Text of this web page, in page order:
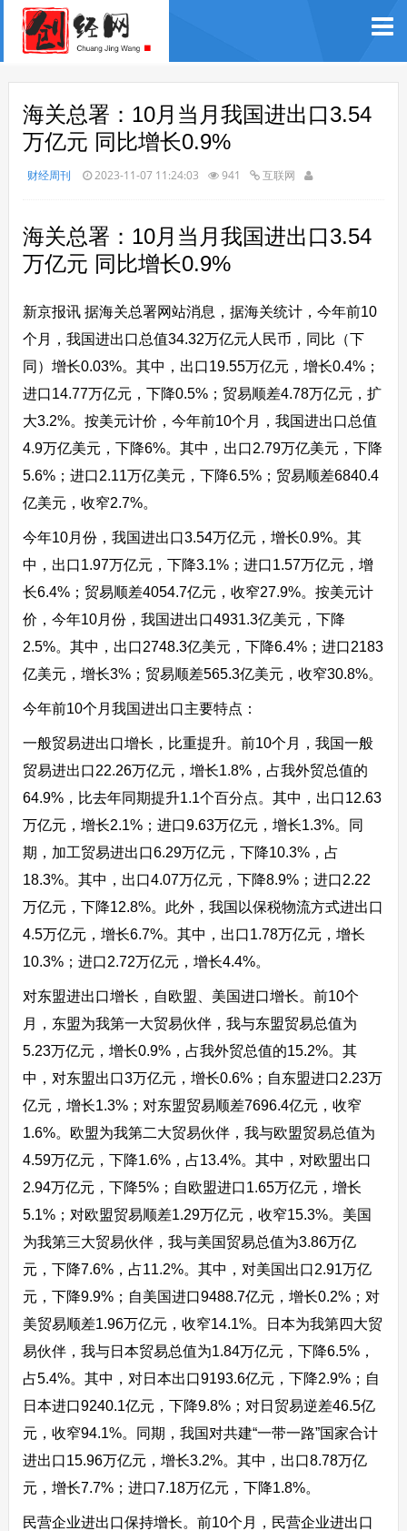
海关总署：10月当月我国进出口3.54
万亿元 同比增长0.9%
财经周刊 2023-11-07 11:24:03 941 互联网
海关总署：10月当月我国进出口3.54
万亿元 同比增长0.9%
新京报讯 据海关总署网站消息，据海关统计，今年前10
个月，我国进出口总值34.32万亿元人民币，同比（下
同）增长0.03%。其中，出口19.55万亿元，增长0.4%；
进口14.77万亿元，下降0.5%；贸易顺差4.78万亿元，扩
大3.2%。按美元计价，今年前10个月，我国进出口总值
4.9万亿美元，下降6%。其中，出口2.79万亿美元，下降
5.6%；进口2.11万亿美元，下降6.5%；贸易顺差6840.4
亿美元，收窄2.7%。
今年10月份，我国进出口3.54万亿元，增长0.9%。其
中，出口1.97万亿元，下降3.1%；进口1.57万亿元，增
长6.4%；贸易顺差4054.7亿元，收窄27.9%。按美元计
价，今年10月份，我国进出口4931.3亿美元，下降
2.5%。其中，出口2748.3亿美元，下降6.4%；进口2183
亿美元，增长3%；贸易顺差565.3亿美元，收窄30.8%。
今年前10个月我国进出口主要特点：
一般贸易进出口增长，比重提升。前10个月，我国一般
贸易进出口22.26万亿元，增长1.8%，占我外贸总值的
64.9%，比去年同期提升1.1个百分点。其中，出口12.63
万亿元，增长2.1%；进口9.63万亿元，增长1.3%。同
期，加工贸易进出口6.29万亿元，下降10.3%，占
18.3%。其中，出口4.07万亿元，下降8.9%；进口2.22
万亿元，下降12.8%。此外，我国以保税物流方式进出口
4.5万亿元，增长6.7%。其中，出口1.78万亿元，增长
10.3%；进口2.72万亿元，增长4.4%。
对东盟进出口增长，自欧盟、美国进口增长。前10个
月，东盟为我第一大贸易伙伴，我与东盟贸易总值为
5.23万亿元，增长0.9%，占我外贸总值的15.2%。其
中，对东盟出口3万亿元，增长0.6%；自东盟进口2.23万
亿元，增长1.3%；对东盟贸易顺差7696.4亿元，收窄
1.6%。欧盟为我第二大贸易伙伴，我与欧盟贸易总值为
4.59万亿元，下降1.6%，占13.4%。其中，对欧盟出口
2.94万亿元，下降5%；自欧盟进口1.65万亿元，增长
5.1%；对欧盟贸易顺差1.29万亿元，收窄15.3%。美国
为我第三大贸易伙伴，我与美国贸易总值为3.86万亿
元，下降7.6%，占11.2%。其中，对美国出口2.91万亿
元，下降9.9%；自美国进口9488.7亿元，增长0.2%；对
美贸易顺差1.96万亿元，收窄14.1%。日本为我第四大贸
易伙伴，我与日本贸易总值为1.84万亿元，下降6.5%，
占5.4%。其中，对日本出口9193.6亿元，下降2.9%；自
日本进口9240.1亿元，下降9.8%；对日贸易逆差46.5亿
元，收窄94.1%。同期，我国对共建“一带一路”国家合计
进出口15.96万亿元，增长3.2%。其中，出口8.78万亿
元，增长7.7%；进口7.18万亿元，下降1.8%。
民营企业进出口保持增长。前10个月，民营企业进出口